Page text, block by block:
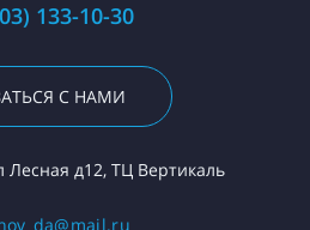
133-10-30
С НАМИ
Лесная д12, ТЦ Вертикаль